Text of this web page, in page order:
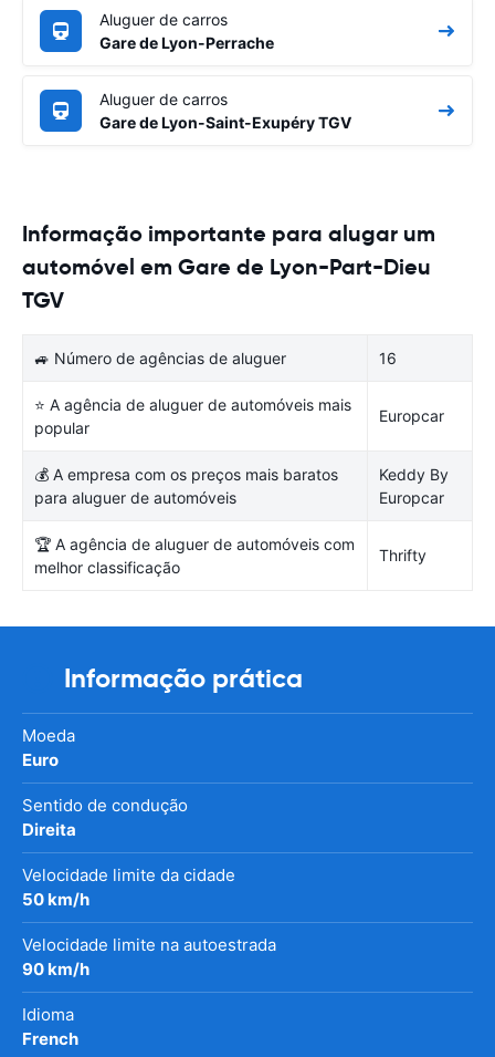
Aluguer de carros
Gare de Lyon-Perrache
Aluguer de carros
Gare de Lyon-Saint-Exupéry TGV
Informação importante para alugar um
automóvel em Gare de Lyon-Part-Dieu
TGV
🚙 Número de agências de aluguer 16
⭐ A agência de aluguer de automóveis mais
popular
Europcar
💰 A empresa com os preços mais baratos
para aluguer de automóveis
Keddy By
Europcar
🏆 A agência de aluguer de automóveis com
melhor classificação
Thrifty
Informação prática
Moeda
Euro
Sentido de condução
Direita
Velocidade limite da cidade
50 km/h
Velocidade limite na autoestrada
90 km/h
Idioma
French